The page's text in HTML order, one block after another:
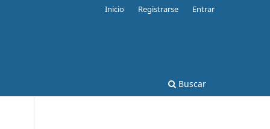
Buscar
Inicio Registrarse Entrar